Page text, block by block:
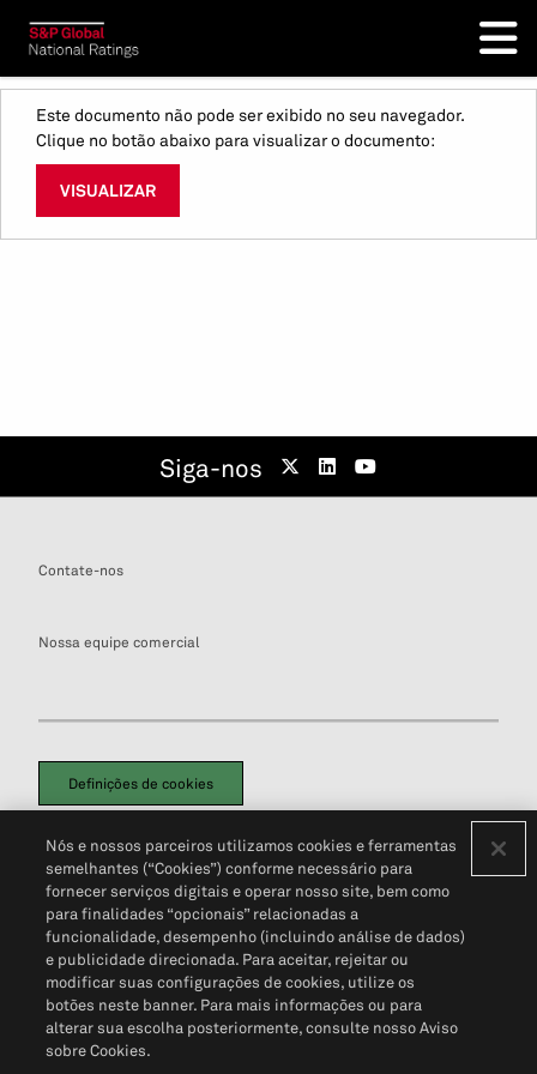
Este documento não pode ser exibido no seu navegador.
Clique no botão abaixo para visualizar o documento:
VISUALIZAR
Siga-nos
Contate-nos
Nossa equipe comercial
Definições de cookies
Política de PrivacidadePortal de privacidade do cliente (em inglês)
Não Venda Minhas Informações Pessoais© 2026 S&P Global
Nós e nossos parceiros utilizamos cookies e ferramentas
semelhantes (“Cookies”) conforme necessário para
fornecer serviços digitais e operar nosso site, bem como
para finalidades “opcionais” relacionadas a
funcionalidade, desempenho (incluindo análise de dados)
e publicidade direcionada. Para aceitar, rejeitar ou
modificar suas configurações de cookies, utilize os
botões neste banner. Para mais informações ou para
alterar sua escolha posteriormente, consulte nosso Aviso
sobre Cookies.